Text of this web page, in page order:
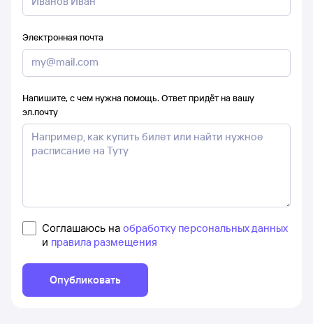
Электронная почта
Напишите, с чем нужна помощь. Ответ придёт на вашу
эл.почту
Соглашаюсь на обработку персональных данных
и правила размещения
Опубликовать